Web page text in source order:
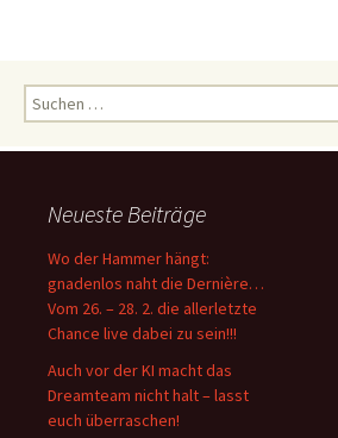
Suchen
nach:
Neueste Beiträge
Wo der Hammer hängt:
gnadenlos naht die Dernière…
Vom 26. – 28. 2. die allerletzte
Chance live dabei zu sein!!!
Auch vor der KI macht das
Dreamteam nicht halt – lasst
euch überraschen!